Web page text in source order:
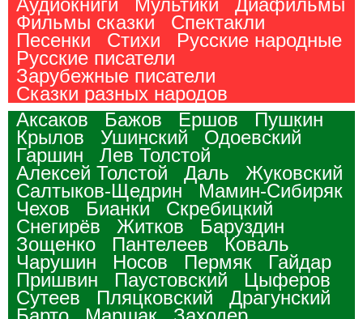
Аудиокниги
Мультики
Диафильмы
Фильмы сказки
Спектакли
Песенки
Стихи
Русские народные
Русские писатели
Зарубежные писатели
Сказки разных народов
Аксаков
Бажов Ершов
Пушкин
Крылов
Ушинский
Одоевский
Гаршин
Лев Толстой
Алексей Толстой
Даль
Жуковский
Салтыков-Щедрин
Мамин-Сибиряк
Чехов
Бианки
Скребицкий
Снегирёв
Житков
Баруздин
Зощенко
Пантелеев
Коваль
Чарушин
Носов Пермяк
Гайдар
Пришвин
Паустовский
Цыферов
Сутеев
Пляцковский
Драгунский